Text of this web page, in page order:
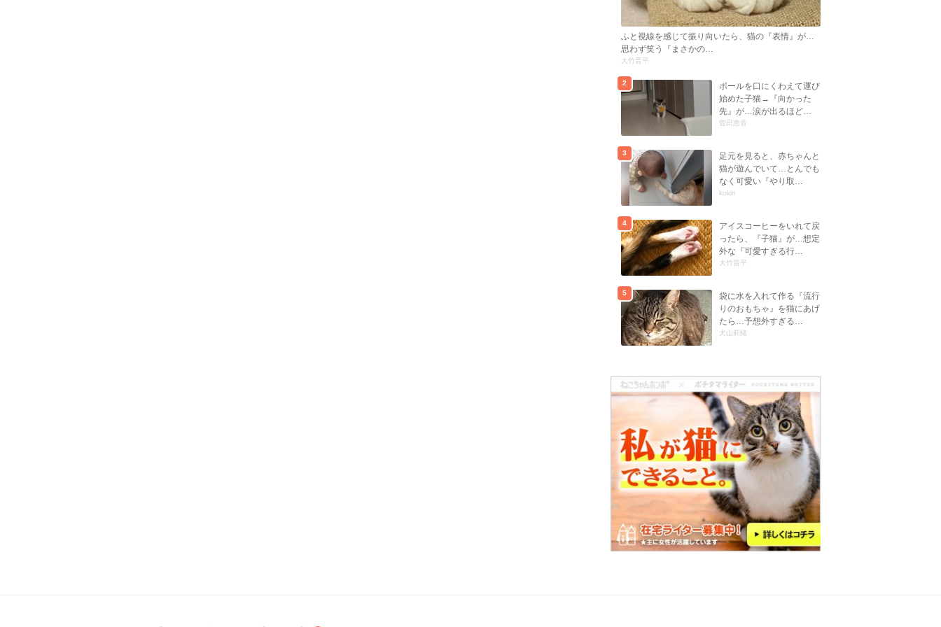
ふと視線を感じて振り向いたら、猫の『表情』が…
思わず笑う『まさかの…
大竹晋平
2
ボールを口にくわえて運び
始めた子猫→『向かった
先』が…涙が出るほど…
曽田恵音
3
足元を見ると、赤ちゃんと
猫が遊んでいて…とんでも
なく可愛い『やり取…
kokiri
4
アイスコーヒーをいれて戻
ったら、『子猫』が…想定
外な『可愛すぎる行…
大竹晋平
5
袋に水を入れて作る『流行
りのおもちゃ』を猫にあげ
たら…予想外すぎる…
犬山莉緒